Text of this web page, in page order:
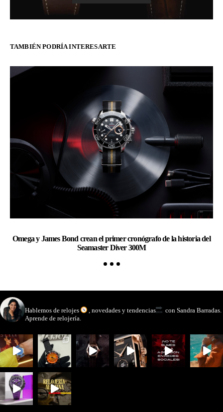
TAMBIÉN PODRÍA INTERESARTE
Omega y James Bond crean el primer cronógrafo de la historia del
Seamaster Diver 300M
Hablemos de relojes , novedades y tendencias
con Sandra Barradas.
Aprende de relojería.